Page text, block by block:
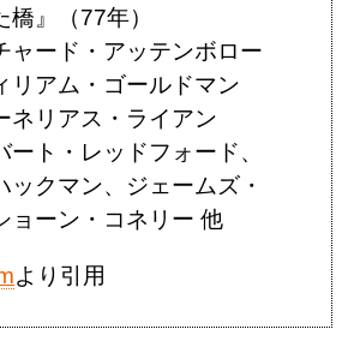
橋』（77年）
ャード・アッテンボロー
リアム・ゴールドマン
ネリアス・ライアン
ート・レッドフォード、
ックマン、ジェームズ・
ョーン・コネリー 他
より引用